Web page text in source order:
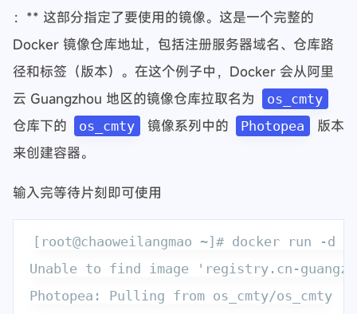
：** 这部分指定了要使用的镜像。这是一个完整的
Docker 镜像仓库地址，包括注册服务器域名、仓库路
径和标签（版本）。在这个例子中，Docker 会从阿里
云 Guangzhou 地区的镜像仓库拉取名为
os_cmty
仓库下的 os_cmty 镜像系列中的 Photopea
版本
来创建容器。
输入完等待片刻即可使用
[root@chaoweilangmao ~]# docker run -d
Unable to find image 'registry.cn-
Photopea: Pulling from os_cmty/os_cmty